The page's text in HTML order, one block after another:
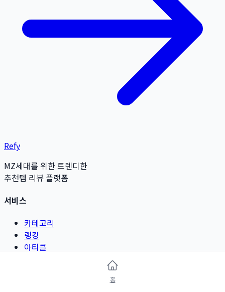
Refy
MZ세대를 위한 트렌디한
추천템 리뷰 플랫폼
서비스
카테고리
랭킹
아티클
홈